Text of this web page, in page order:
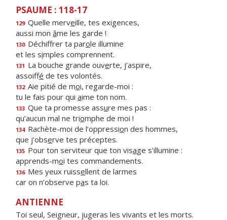
PSAUME : 118-17
129 Quelle merveille, tes exigences,
aussi mon âme les garde !
130 Déchiffrer ta parole illumine
et les simples comprennent.
131 La bouche grande ouverte, j’aspire,
assoiffé de tes volontés.
132 Aie pitié de moi, regarde-moi :
tu le fais pour qui aime ton nom.
133 Que ta promesse assure mes pas :
qu’aucun mal ne triomphe de moi !
134 Rachète-moi de l’oppression des hommes,
que j’observe tes préceptes.
135 Pour ton serviteur que ton visage s’illumine :
apprends-moi tes commandements.
136 Mes yeux ruissellent de larmes
car on n’observe pas ta loi.
ANTIENNE
Toi seul, Seigneur, jugeras les vivants et les morts.